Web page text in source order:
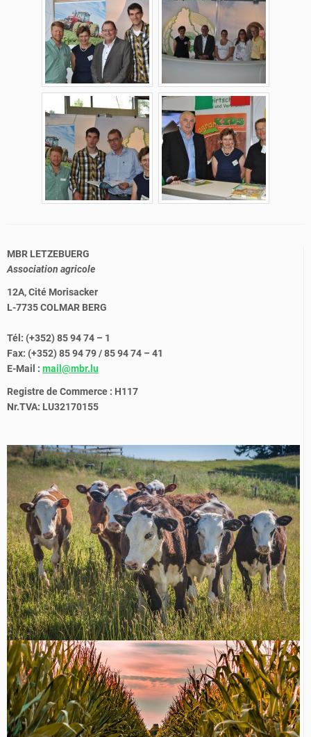
MBR LETZEBUERG
Association agricole
12A, Cité Morisacker
L-7735 COLMAR BERG
Tél: (+352) 85 94 74 – 1
Fax: (+352) 85 94 79 / 85 94 74 – 41
E-Mail : mail@mbr.lu
Registre de Commerce : H117
Nr.TVA: LU32170155